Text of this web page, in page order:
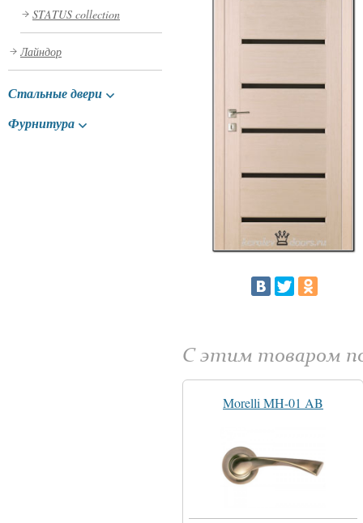
STATUS collection
Лайндор
Стальные двери
Фурнитура
С этим товаром
Morelli MH-01 AB